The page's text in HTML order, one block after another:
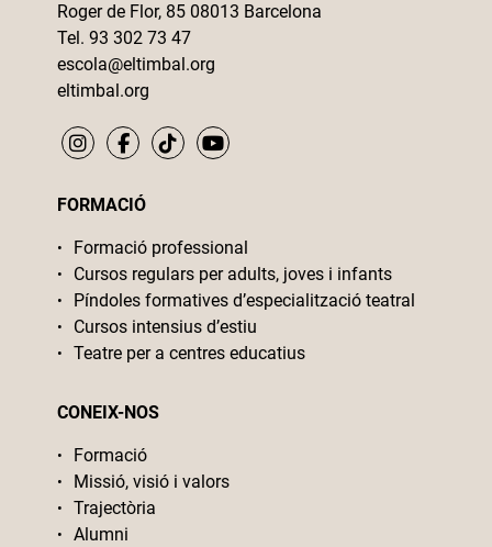
Roger de Flor, 85 08013 Barcelona
Tel. 93 302 73 47
escola@eltimbal.org
eltimbal.org
FORMACIÓ
Formació professional
Cursos regulars per adults, joves i infants
Píndoles formatives d’especialització teatral
Cursos intensius d’estiu
Teatre per a centres educatius
CONEIX-NOS
Formació
Missió, visió i valors
Trajectòria
Alumni